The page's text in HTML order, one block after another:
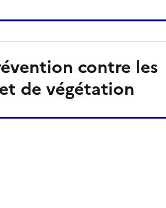
contre les
de végétation
par email